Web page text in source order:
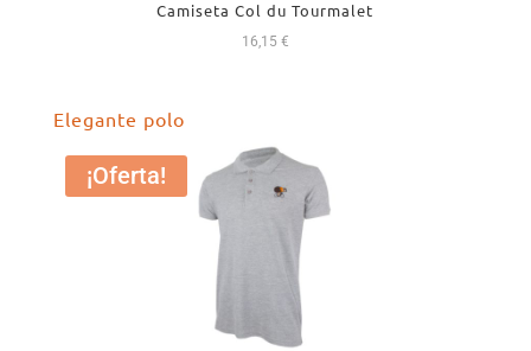
Camiseta Col du Tourmalet
16,15 €
Elegante polo
¡Oferta!